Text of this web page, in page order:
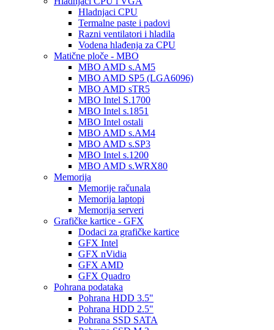
Hladnjaci CPU
Termalne paste i padovi
Razni ventilatori i hladila
Vodena hlađenja za CPU
Matične ploče - MBO
MBO AMD s.AM5
MBO AMD SP5 (LGA6096)
MBO AMD sTR5
MBO Intel S.1700
MBO Intel s.1851
MBO Intel ostali
MBO AMD s.AM4
MBO AMD s.SP3
MBO Intel s.1200
MBO AMD s.WRX80
Memorija
Memorije računala
Memorija laptopi
Memorija serveri
Grafičke kartice - GFX
Dodaci za grafičke kartice
GFX Intel
GFX nVidia
GFX AMD
GFX Quadro
Pohrana podataka
Pohrana HDD 3.5"
Pohrana HDD 2.5"
Pohrana SSD SATA